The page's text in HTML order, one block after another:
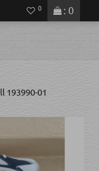
: 0
0
193990-01